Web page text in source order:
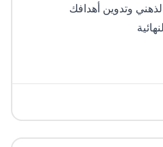
وتدوين أهدافك